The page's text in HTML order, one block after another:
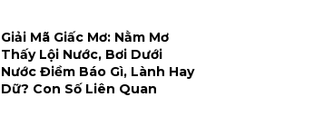
Giải Mã Giấc Mơ: Nằm Mơ
Thấy Lội Nước, Bơi Dưới
Nước Điềm Báo Gì, Lành Hay
Dữ? Con Số Liên Quan